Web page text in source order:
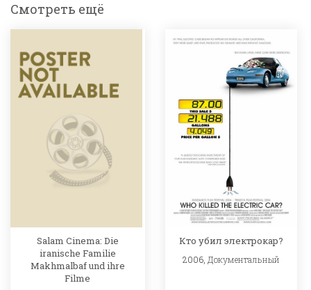
Смотреть ещё
Salam Cinema: Die
iranische Familie
Makhmalbaf und ihre
Filme
Кто убил электрокар?
2006, Документальный